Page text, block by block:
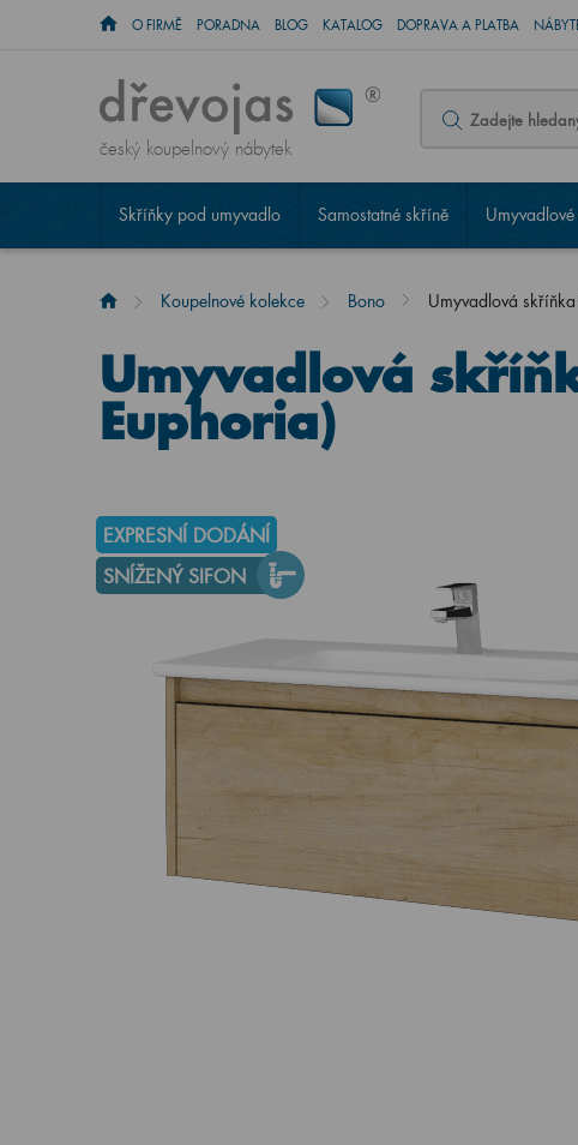
O FIRMĚ PORADNA BLOG KATALOG DOPRAVA A PLATBA
český koupelnový nábytek
Skříňky pod umyvadlo Samostatné skříně
Koupelnové kolekce Bono Umyvadlová
Umyvadlová
Euphoria)
EXPRESNÍ DODÁNÍ
SNÍŽENÝ SIFON